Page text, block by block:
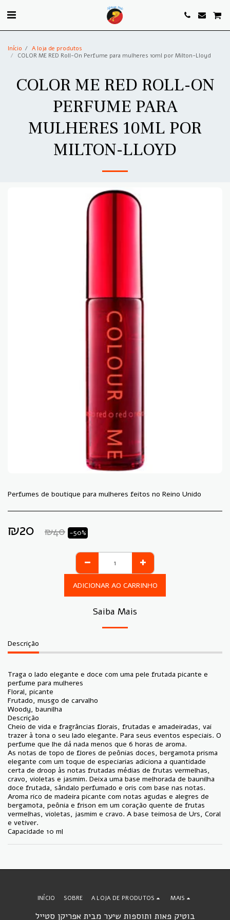
Início
A loja de produtos
COLOR ME RED Roll-On Perfume para mulheres 10ml por Milton-Lloyd
COLOR ME RED ROLL-ON
PERFUME PARA
MULHERES 10ML POR
MILTON-LLOYD
Perfumes de boutique para mulheres feitos no Reino Unido
₪20 ₪40 -50%
ADICIONAR AO CARRINHO
Saiba Mais
Descrição
Traga o lado elegante e doce com uma pele frutada picante e
perfume para mulheres
Floral, picante
Frutado, musgo de carvalho
Woody, baunilha
Descrição
Cheio de vida e fragrâncias florais, frutadas e amadeiradas, vai
trazer à tona o seu lado elegante. Para seus eventos especiais. O
perfume que lhe dá nada menos que 6 horas de aroma.
As notas de topo de flores de peônias doces, bergamota prisma
elegante com um toque de especiarias adiciona a quantidade
certa de droop às notas frutadas médias de frutas vermelhas,
cravo, violetas e jasmim. Deixa uma base melhorada de baunilha
doce frutada, sândalo perfumado e oris com base nas notas.
Aroma rico de madeira picante com notas agudas e alegres de
bergamota, peônia e frison em um coração quente de frutas
vermelhas, violetas, jasmim e cravo. A base teimosa de Urs, Coral
e vetiver.
Capacidade 10 ml
בוטיק פאות ותוספות שיער מבית אפריקן סטייל
INÍCIO SOBRE A LOJA DE PRODUTOS MAIS